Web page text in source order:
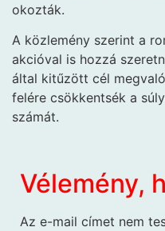
okozták.
A közlemény szerint a
akcióval is hozzá
által kitűzött cél
felére csökkentsék a
számát.
Vélemény,
Az e-mail címet nem